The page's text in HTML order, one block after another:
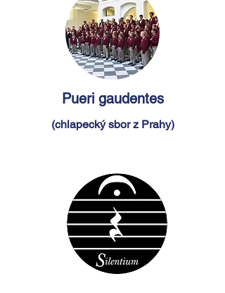
Pueri gaudentes
(chlapecký sbor z Prahy)